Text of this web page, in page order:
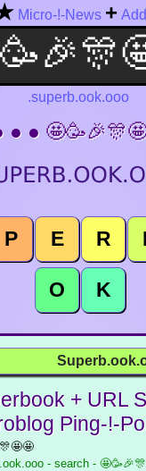
Micro-!-News +
.superb.ook.ooo
● ●
P E R
O K
+ URL
Ping-!-
- search -